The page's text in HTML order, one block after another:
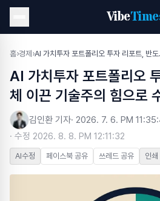
Vibe
홈›경제 › AI 가치투
AI 가치투자 포트폴리오
체 이끈 기술주의 힘으로
김인환 기자· 2026. 7. 6. PM
· 수정 2026. 8. 8. PM 12:11:32
AI수정 페이스북 공유 쓰레드 공유 인쇄